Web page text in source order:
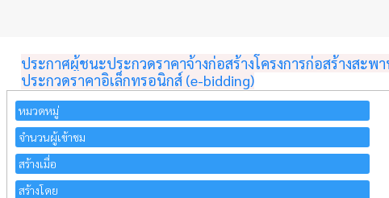
ประกาศผู้ชนะประกวดราคาจ้างก่อสร้างโครงการก่อสร้างสะ
ประกวดราคาอิเล็กทรอนิกส์ (e-bidding)
หมวดหมู่
จำนวนผู้เข้าชม
สร้างเมื่อ
สร้างโดย